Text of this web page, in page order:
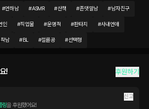
#연하남 #ASMR #산책 #존댓말남 #남자친구
인 #직업물 #운명적 #판타지 #사내연애
남 #BL #절륜공 #선택형
! 후원하기
신고
링을 후원했어요!